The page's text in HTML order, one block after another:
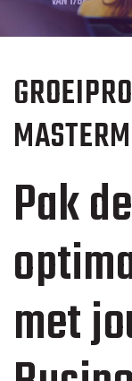
Pak
met